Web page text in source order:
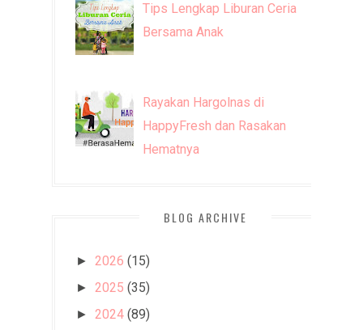
Tips Lengkap Liburan Ceria
Bersama Anak
Rayakan Hargolnas di
HappyFresh dan Rasakan
Hematnya
BLOG ARCHIVE
► 2026 (15)
► 2025 (35)
► 2024 (89)